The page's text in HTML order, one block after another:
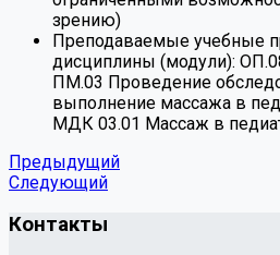
зрению)
Преподаваемые учебные
дисциплины (модули):
ПМ.03 Проведение
выполнение массажа в
МДК 03.01 Массаж в
Предыдущий
Следующий
Контакты